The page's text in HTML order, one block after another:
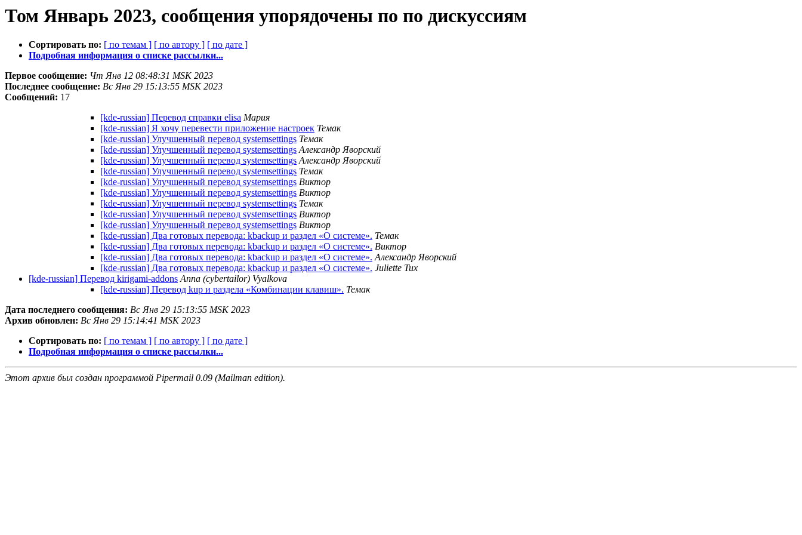
Том Январь 2023, сообщения упорядочены по по дискуссиям
Сортировать по: [ по темам ] [ по автору ] [ по дате ]
Подробная информация о списке рассылки...
Первое сообщение: Чт Янв 12 08:48:31 MSK 2023
Последнее сообщение: Вс Янв 29 15:13:55 MSK 2023
Сообщений: 17
[kde-russian] Перевод справки elisa Мария
[kde-russian] Я хочу перевести приложение настроек Темак
[kde-russian] Улучшенный перевод systemsettings Темак
[kde-russian] Улучшенный перевод systemsettings Александр Яворский
[kde-russian] Улучшенный перевод systemsettings Александр Яворский
[kde-russian] Улучшенный перевод systemsettings Темак
[kde-russian] Улучшенный перевод systemsettings Виктор
[kde-russian] Улучшенный перевод systemsettings Виктор
[kde-russian] Улучшенный перевод systemsettings Темак
[kde-russian] Улучшенный перевод systemsettings Виктор
[kde-russian] Улучшенный перевод systemsettings Виктор
[kde-russian] Два готовых перевода: kbackup и раздел «О системе». Темак
[kde-russian] Два готовых перевода: kbackup и раздел «О системе». Виктор
[kde-russian] Два готовых перевода: kbackup и раздел «О системе». Александр Яворский
[kde-russian] Два готовых перевода: kbackup и раздел «О системе». Juliette Tux
[kde-russian] Перевод kirigami-addons Anna (cybertailor) Vyalkova
[kde-russian] Перевод kup и раздела «Комбинации клавиш». Темак
Дата последнего сообщения: Вс Янв 29 15:13:55 MSK 2023
Архив обновлен: Вс Янв 29 15:14:41 MSK 2023
Сортировать по: [ по темам ] [ по автору ] [ по дате ]
Подробная информация о списке рассылки...
Этот архив был создан программой Pipermail 0.09 (Mailman edition).